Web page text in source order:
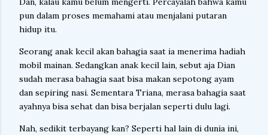
pun dalam proses memahami atau menjalani putaran
hidup itu.
Seorang anak kecil akan bahagia saat ia menerima hadiah
mobil mainan. Sedangkan anak kecil lain, sebut aja Dian
sudah merasa bahagia saat bisa makan sepotong ayam
dan sepiring nasi. Sementara Triana, merasa bahagia saat
ayahnya bisa sehat dan bisa berjalan seperti dulu lagi.
Nah, sedikit terbayang kan? Seperti hal lain di dunia ini,